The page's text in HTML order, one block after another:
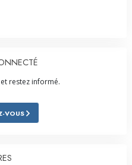
et restez informé.
VOUS